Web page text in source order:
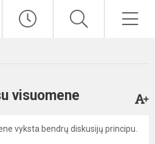
visuomene
vyksta bendrų diskusijų principu.